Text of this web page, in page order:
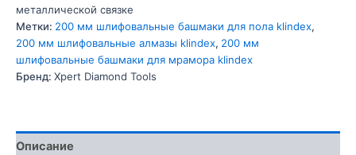
металлической связке
Метки: 200 мм шлифовальные башмаки для пола klindex,
200 мм шлифовальные алмазы klindex, 200 мм
шлифовальные башмаки для мрамора klindex
Бренд: Xpert Diamond Tools
Описание